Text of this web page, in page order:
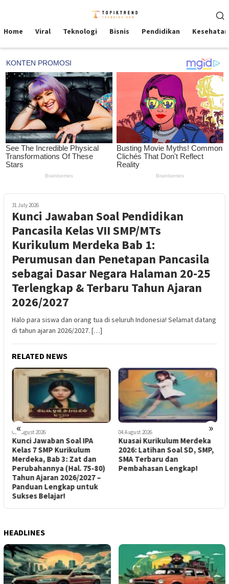
Menu
Home Viral Teknologi Bisnis Pendidikan Kesehatan
31 July 2026
Kunci Jawaban Soal Pendidikan
Pancasila Kelas VII SMP/MTs
Kurikulum Merdeka Bab 1:
Perumusan dan Penetapan Pancasila
sebagai Dasar Negara Halaman 20-25
Terlengkap & Terbaru Tahun Ajaran
2026/2027
Halo para siswa dan orang tua di seluruh Indonesia! Selamat datang
di tahun ajaran 2026/2027. […]
RELATED NEWS
« »
80)
04 August 2026
Kuasai Kurikulum Merdeka
2026: Latihan Soal SD, SMP,
SMA Terbaru dan
Pembahasan Lengkap!
02 August 2026
Panduan Lengkap
2026/2027: 10 Soal & Kunci
Jawaban Buku Bahasa
Indonesia Kelas VII SMP
HEADLINES